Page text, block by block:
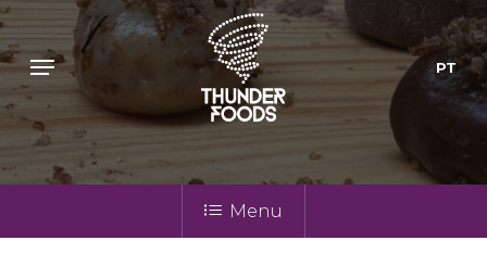
Skip
to
main
content
PT
Menu
Menu